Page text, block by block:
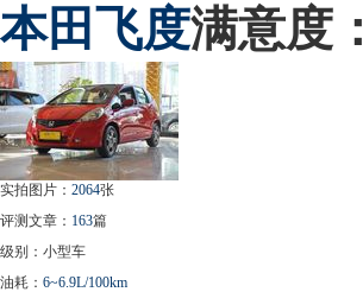
本田 飞度满意度：
实拍图片： 2064张
评测文章： 163篇
级别：小型车
油耗： 6~6.9L/100km